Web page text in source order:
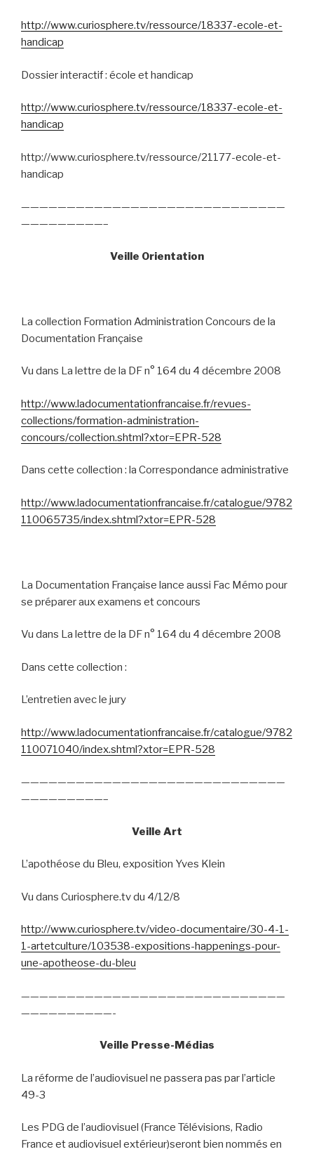
http://www.curiosphere.tv/ressource/18337-ecole-et-
handicap
Dossier interactif : école et handicap
http://www.curiosphere.tv/ressource/18337-ecole-et-
handicap
http://www.curiosphere.tv/ressource/21177-ecole-et-
handicap
—————————————————————————————
—————————–
Veille Orientation
La collection Formation Administration Concours de la
Documentation Française
Vu dans La lettre de la DF n° 164 du 4 décembre 2008
http://www.ladocumentationfrancaise.fr/revues-
collections/formation-administration-
concours/collection.shtml?xtor=EPR-528
Dans cette collection : la Correspondance administrative
http://www.ladocumentationfrancaise.fr/catalogue/9782
110065735/index.shtml?xtor=EPR-528
La Documentation Française lance aussi Fac Mémo pour
se préparer aux examens et concours
Vu dans La lettre de la DF n° 164 du 4 décembre 2008
Dans cette collection :
L’entretien avec le jury
http://www.ladocumentationfrancaise.fr/catalogue/9782
110071040/index.shtml?xtor=EPR-528
—————————————————————————————
—————————–
Veille Art
L’apothéose du Bleu, exposition Yves Klein
Vu dans Curiosphere.tv du 4/12/8
http://www.curiosphere.tv/video-documentaire/30-4-1-
1-artetculture/103538-expositions-happenings-pour-
une-apotheose-du-bleu
—————————————————————————————
——————————-
Veille Presse-Médias
La réforme de l’audiovisuel ne passera pas par l’article
49-3
Les PDG de l’audiovisuel (France Télévisions, Radio
France et audiovisuel extérieur)seront bien nommés en